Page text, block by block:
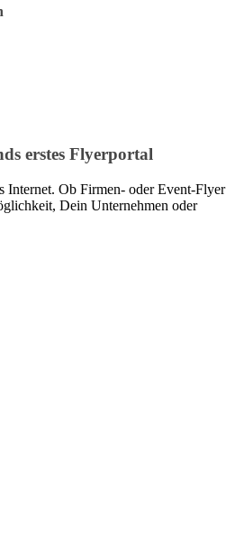
erstes Flyerportal
Internet. Ob Firmen- oder Event-Flyer
Dein Unternehmen oder